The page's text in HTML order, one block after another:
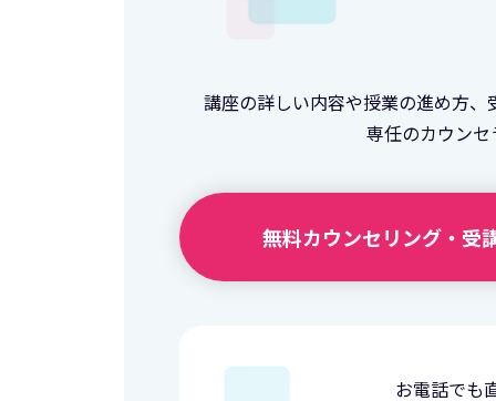
講座の詳しい内容や授業の進め方
専任のカウン
無料カウンセリング・ 受
お電話でも